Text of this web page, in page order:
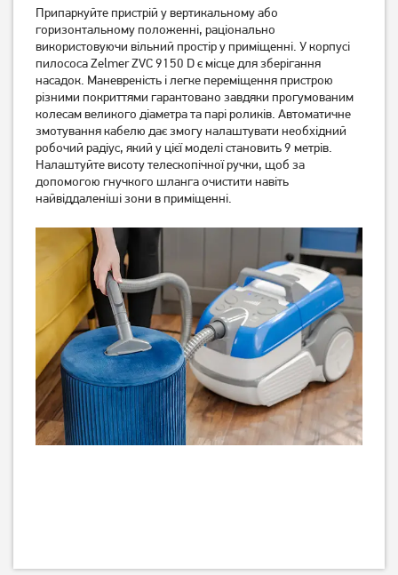
Немає в наявності
5 500грн
Немає в наявності
Пилосос миючий Bosch
Wet&dry BWD421PET
Немає в наявності
Пилосос миючий Bosch
Wet&dry BWD421POW
Немає в наявності
Припаркуйте пристрій у вертикальному або
горизонтальному положенні, раціонально
використовуючи вільний простір у приміщенні. У корпусі
пилососа Zelmer ZVC 9150 D є місце для зберігання
насадок. Маневреність і легке переміщення пристрою
різними покриттями гарантовано завдяки прогумованим
колесам великого діаметра та парі роликів. Автоматичне
змотування кабелю дає змогу налаштувати необхідний
робочий радіус, який у цієї моделі становить 9 метрів.
Налаштуйте висоту телескопічної ручки, щоб за
допомогою гнучкого шланга очистити навіть
найвіддаленіші зони в приміщенні.